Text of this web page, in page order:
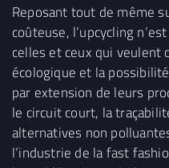
Reposant tout de même
coûteuse, l’upcycling
celles et ceux qui veulent
écologique et la
par extension de leurs
le circuit court, la
alternatives non
l’industrie de la fast